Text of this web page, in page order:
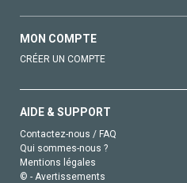
MON COMPTE
CRÉER UN COMPTE
AIDE & SUPPORT
Contactez-nous / FAQ
Qui sommes-nous ?
Mentions légales
© - Avertissements